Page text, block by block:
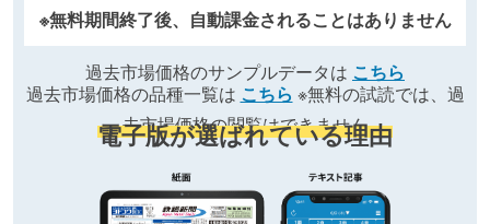
※無料期間終了後、自動課金されることはありません
過去市場価格のサンプルデータは こちら
過去市場価格の品種一覧は こちら ※無料の試読では、過
去市場価格の閲覧はできません
電子版が選ばれている理由